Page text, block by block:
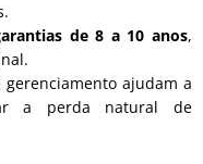
de 8 a 10 anos,
ajudam a
a perda natural de